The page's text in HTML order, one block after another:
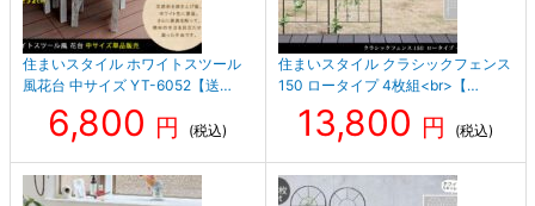
住まいスタイル ホワイトスツール
風花台 中サイズ YT-6052【送…
6,800 円 (税込)
住まいスタイル クラシックフェンス
150 ロータイプ 4枚組<br>【…
13,800 円 (税込)